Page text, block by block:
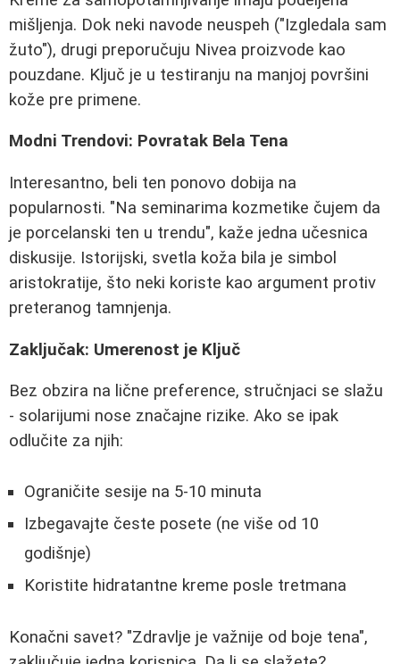
mišljenja. Dok neki navode neuspeh ("Izgledala sam
žuto"), drugi preporučuju Nivea proizvode kao
pouzdane. Ključ je u testiranju na manjoj površini
kože pre primene.
Modni Trendovi: Povratak Bela Tena
Interesantno, beli ten ponovo dobija na
popularnosti. "Na seminarima kozmetike čujem da
je porcelanski ten u trendu", kaže jedna učesnica
diskusije. Istorijski, svetla koža bila je simbol
aristokratije, što neki koriste kao argument protiv
preteranog tamnjenja.
Zaključak: Umerenost je Ključ
Bez obzira na lične preference, stručnjaci se slažu
- solarijumi nose značajne rizike. Ako se ipak
odlučite za njih:
Ograničite sesije na 5-10 minuta
Izbegavajte česte posete (ne više od 10
godišnje)
Koristite hidratantne kreme posle tretmana
Konačni savet? "Zdravlje je važnije od boje tena",